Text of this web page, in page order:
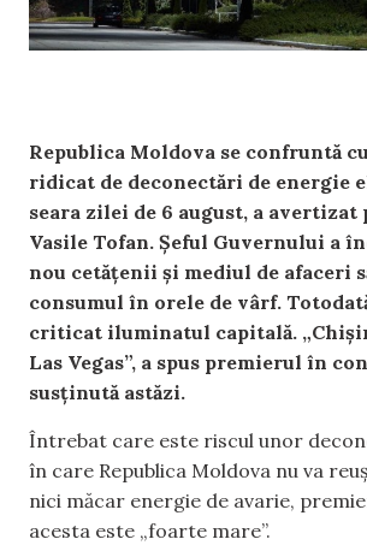
Republica Moldova se confruntă
ridicat de deconectări de energie
seara zilei de 6 august, a
Vasile Tofan. Șeful Guvernului a
nou cetățenii și mediul de afaceri
consumul în orele de vârf.
criticat iluminatul capitală.
Las Vegas”, a spus premierul în
susținută astăzi.
Întrebat care este riscul unor
în care Republica Moldova nu va
nici măcar energie de avarie,
acesta este „foarte mare”.